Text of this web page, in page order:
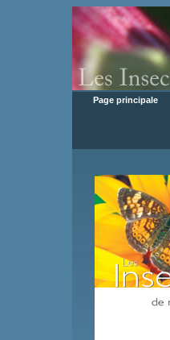
Page principale